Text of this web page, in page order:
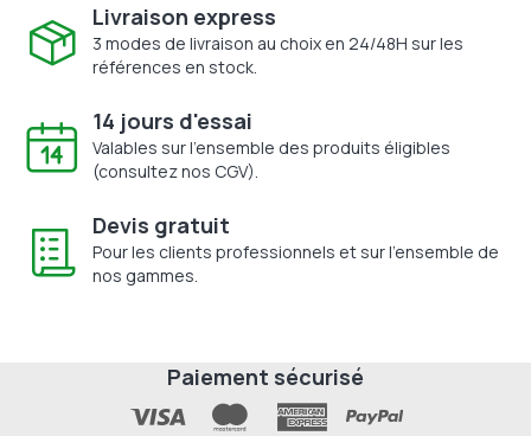
Livraison express
3 modes de livraison au choix en 24/48H sur les
références en stock.
14 jours d'essai
Valables sur l'ensemble des produits éligibles
(consultez nos CGV).
Devis gratuit
Pour les clients professionnels et sur l'ensemble de
nos gammes.
Paiement sécurisé